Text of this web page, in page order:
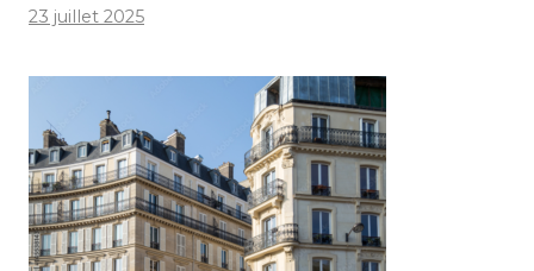
23 juillet 2025